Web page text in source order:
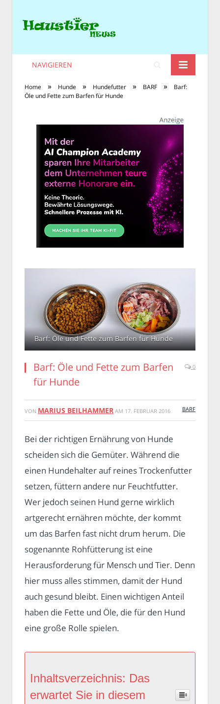
NAVIGIEREN
Home » Hunde » Hundefutter » BARF »
Barf:
Öle und Fette zum Barfen für Hunde
Barf: Öle und Fette zum Barfen für Hunde
Barf: Öle und Fette zum Barfen
für Hunde
0
VON MARIUS BEILHAMMER AM 17. FEBRUAR 2016 BARF
Bei der richtigen Ernährung von Hunde
scheiden sich die Gemüter. Während die
einen Hundehalter auf reines Trockenfutter
setzen, füttern andere nur Feuchtfutter.
Wer jedoch seinen Hund gerne wirklich
artgerecht ernähren möchte, der kommt
um das Barfen fast nicht drum herum. Die
sogenannte Rohfütterung ist eine
Herausforderung für Mensch und Tier. Denn
hier muss alles stimmen, damit der Hund
auch gesund bleibt. Einen wichtigen Anteil
haben die Fette und Öle, die für den Hund
eine große Rolle spielen.
Inhaltsverzeichnis: Das
erwartet Sie in diesem